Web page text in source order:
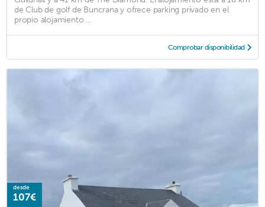
de Club de golf de Buncrana y ofrece parking privado en el
propio alojamiento ...
Comprobar disponibilidad
desde
107€